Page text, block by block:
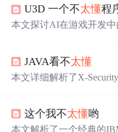
U3D 一个不太懂程序
本文探讨AI在游戏开发
大，但表现层难替代人类
度大，且AI生成代码后
JAVA看不太懂
本文详细解析了X-
到设备标识符的获取、
希计算。
这个我不太懂哟
本文解析了一个经典的